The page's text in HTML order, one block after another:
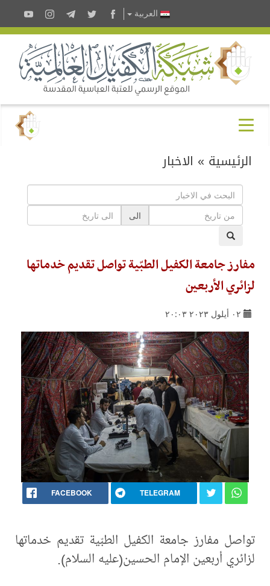
العربية
الرئيسية » الاخبار
الى
مفارز جامعة الكفيل الطبّية تواصل تقديم خدماتها
لزائري الأربعين
٠٢ أيلول ٢٠٢٣ ٢٠:٠٣
FACEBOOK TELEGRAM
تواصل مفارز جامعة الكفيل الطبّية تقديم خدماتها
لزائري أربعين الإمام الحسين(عليه السلام).